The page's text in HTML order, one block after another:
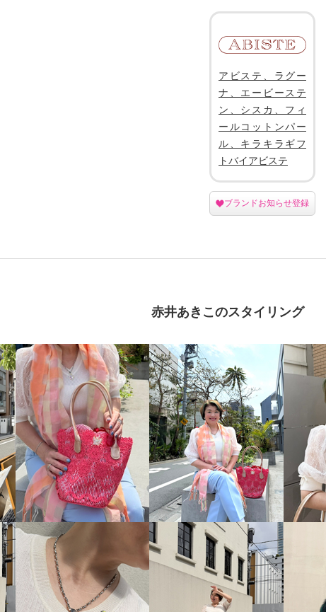
アビステ、ラグー
ナ、エービーステ
ン、シスカ、フィ
ールコットンパー
ル、キラキラギフ
トバイアビステ
ブランドお知らせ登録
赤井あきこのスタイリング